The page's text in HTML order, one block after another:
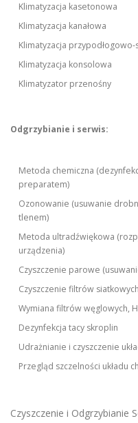
Klimatyzacja kasetonowa
Klimatyzacja kanałowa
Klimatyzacja
Klimatyzacja konsolowa
Klimatyzator przenośny
Odgrzybianie i serwis:
Metoda chemiczna
preparatem)
Ozonowanie (usuwanie
tlenem)
Metoda ultradźwiękowa
urządzenia)
Czyszczenie parowe
Czyszczenie filtrów siatkowych
Wymiana filtrów węglowych,
Dezynfekcja tacy skroplin
Udrażnianie i czyszczenie
Przegląd szczelności układu
Czyszczenie i Odgrzybianie